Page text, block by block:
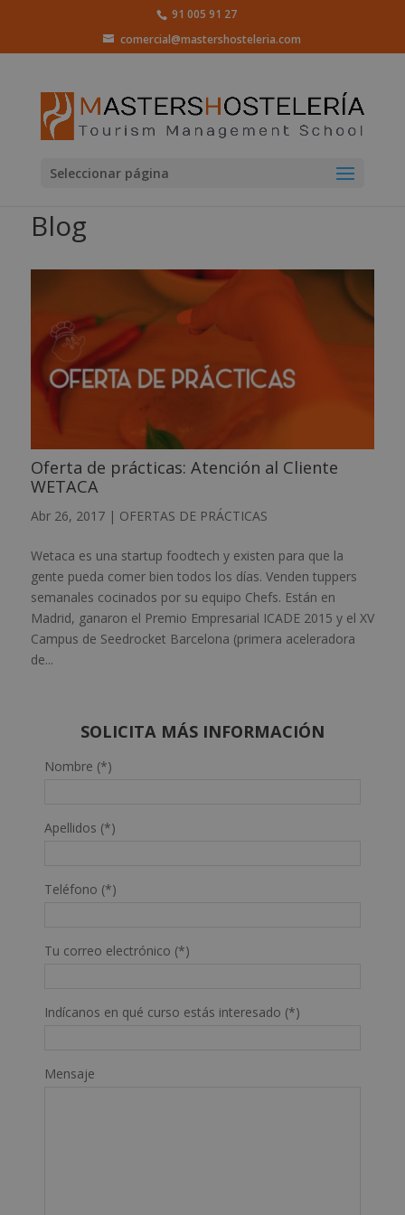
91 005 91 27
comercial@mastershosteleria.com
Seleccionar página
Blog
Oferta de prácticas: Atención al Cliente
WETACA
Abr 26, 2017| OFERTAS DE PRÁCTICAS
Wetaca es una startup foodtech y existen para que la
gente pueda comer bien todos los días. Venden tuppers
semanales cocinados por su equipo Chefs. Están en
Madrid, ganaron el Premio Empresarial ICADE 2015 y el XV
Campus de Seedrocket Barcelona (primera aceleradora
de...
SOLICITA MÁS INFORMACIÓN
Nombre (*)
Apellidos (*)
Teléfono (*)
Tu correo electrónico (*)
Indícanos en qué curso estás interesado (*)
Mensaje